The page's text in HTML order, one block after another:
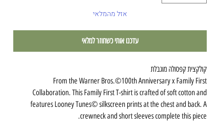
אזל מהמלאי
עדכנו אותי כשחוזר למלאי
קולקצית קפסולה מוגבלת
From the Warner Bros.©100th Anniversary x Family First
Collaboration. This Family First T-shirt is crafted of soft cotton and
features Looney Tunes© silkscreen prints at the chest and back. A
crewneck and short sleeves complete this piece.